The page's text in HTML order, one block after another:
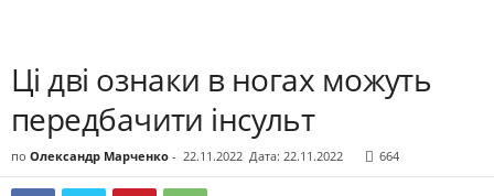
Ці дві ознаки в ногах можуть
передбачити інсульт
по Олександр Марченко - 22.11.2022 Дата: 22.11.2022 664